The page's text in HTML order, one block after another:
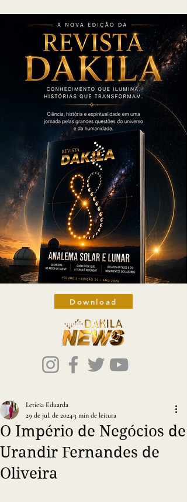
Download
O Império de Negócios de
Urandir Fernandes de
Oliveira
Letícia Eduarda
29 de jul. de 20243 min de leitura